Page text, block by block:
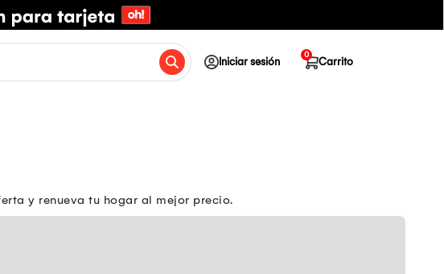
Iniciar sesión Carrito
0
y renueva tu hogar al mejor precio.